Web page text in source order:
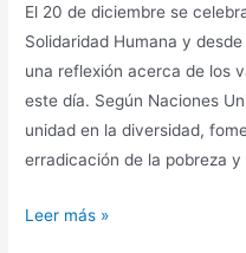
El 20 de diciembre se
Solidaridad Humana y
una reflexión acerca de los
este día. Según Naciones
unidad en la diversidad,
erradicación de la pobreza
Leer más »